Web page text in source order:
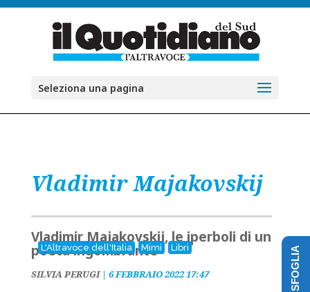
Seleziona una pagina
Vladimir Majakovskij
L'Altravoce dell'Italia Mimì Libri
Vladimir Majakovskij, le iperboli di un
poeta ingombrante
SILVIA PERUGI| 6 FEBBRAIO 2022 17:47 SFOGLIA